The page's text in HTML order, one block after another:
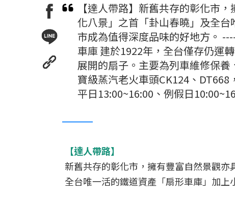
【達人帶路】新舊共存的彰化市
化八景」之首「卦山春曉」及全
市成為值得深度品味的好地方。
車庫 建於1922年，全台僅存仍運
展開的扇子。主要為列車維修保
寶級蒸汽老火車頭CK124、
平日13:00~16:00、例假日
【達人帶路】
新舊共存的彰化市，擁有豐富自然景觀
全台唯一活的鐵道資產「扇形車庫」加